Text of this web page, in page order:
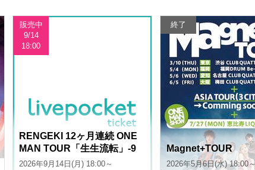
販売中
9/14
18:00
RENGEKI 12ヶ月連続 ONE
MAN TOUR「生生流転」‐9
月編‐
2026年9月14日(月) 18:00～
終了
Magnet+TOUR
2026年5月6日(水) 18:00～